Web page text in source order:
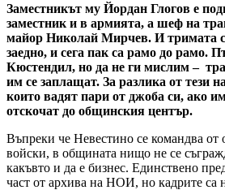
Заместникът му Йордан Глогов е
заместник и в армията, а шеф на
майор Николай Мирчев. И тримата
заедно, и сега пак са рамо до рамо.
Кюстендил, но да не ги мислим –
им се заплащат. За разлика от тези
които вадят пари от джоба си, ако
отскочат до общинския център.
Въпреки че Невестино се командва
войски, в общината нищо не се
какъвто и да е бизнес. Единствено
част от архива на НОИ, но кадрите са